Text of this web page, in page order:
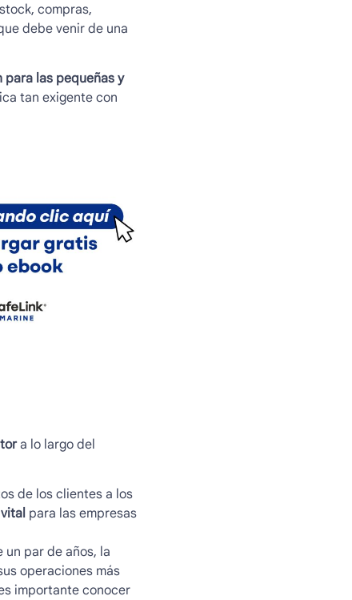
compras,
debe venir de una
para las pequeñas y
tan exigente con
a lo largo del
de los clientes a los
para las empresas
par de años, la
operaciones más
importante conocer